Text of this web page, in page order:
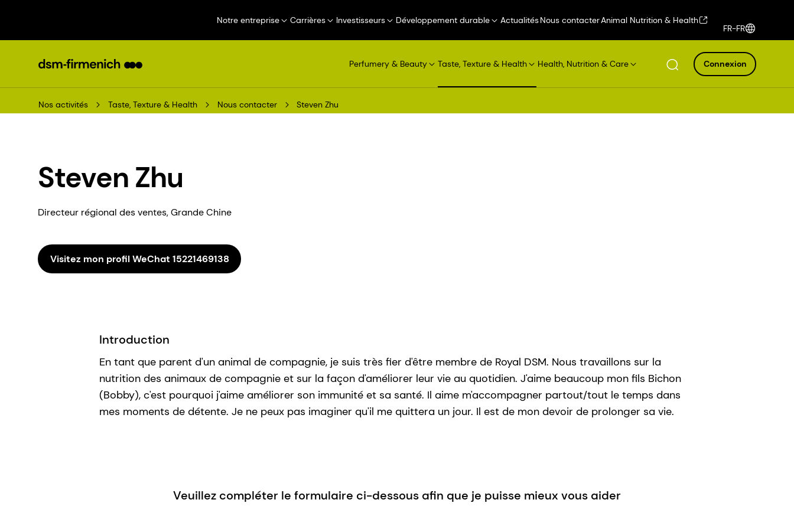
Notre entreprise Carrières Investisseurs Développement durable ActualitésNous contacterAnimal Nutrition & Health
FR-FR
Perfumery & Beauty Taste, Texture & Health Health, Nutrition & Care Connexion
Nos activités Taste, Texture & Health Nous contacter Steven Zhu
Steven Zhu
Directeur régional des ventes, Grande Chine
Visitez mon profil WeChat 15221469138
Introduction
En tant que parent d'un animal de compagnie, je suis très fier d'être membre de Royal DSM. Nous travaillons sur la
nutrition des animaux de compagnie et sur la façon d'améliorer leur vie au quotidien. J'aime beaucoup mon fils Bichon
(Bobby), c'est pourquoi j'aime améliorer son immunité et sa santé. Il aime m'accompagner partout/tout le temps dans
mes moments de détente. Je ne peux pas imaginer qu'il me quittera un jour. Il est de mon devoir de prolonger sa vie.
Veuillez compléter le formulaire ci-dessous afin que je puisse mieux vous aider